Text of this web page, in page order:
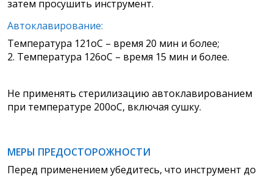
затем просушить инструмент.
Автоклавирование:
Температура 121оС – время 20 мин и более;
2. Температура 126оС – время 15 мин и более.
Не применять стерилизацию автоклавированием
при температуре 200оС, включая сушку.
МЕРЫ ПРЕДОСТОРОЖНОСТИ
Перед применением убедитесь, что инструмент до